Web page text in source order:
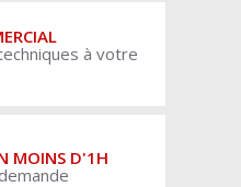
à votre
MOINS D'1H